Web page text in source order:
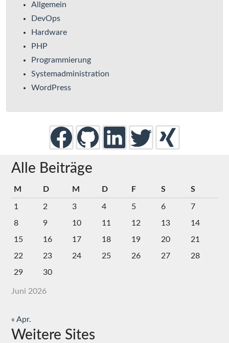
Allgemein
DevOps
Hardware
PHP
Programmierung
Systemadministration
WordPress
Alle Beiträge
Juni 2026
M D M D F S S
1 2 3 4 5 6
7
8
9 10 11 12 13
14
15
16 17 18 19 20
21
22
23 24 25 26 27
28
29
30
« Apr.
Weitere Sites